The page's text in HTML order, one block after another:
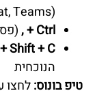
(Activity, Chat, Teams וכו')
Ctrl + ,
Shift + C
הנוכחית
טיפ בונוס:לחצו